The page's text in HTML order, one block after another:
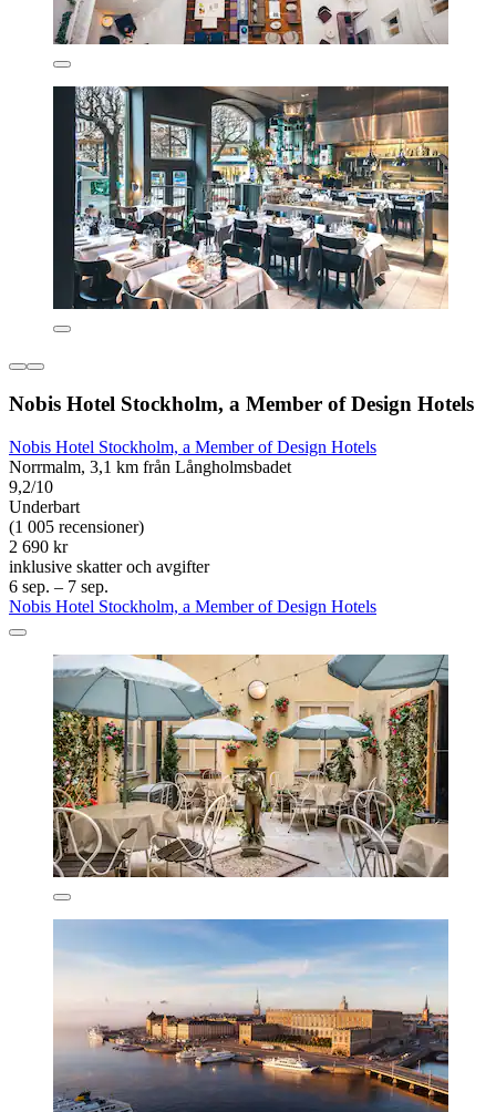
Nobis Hotel Stockholm, a Member of Design Hotels
Nobis Hotel Stockholm, a Member of Design Hotels
Norrmalm, 3,1 km från Långholmsbadet
9,2/10
Underbart
(1 005 recensioner)
2 690 kr
inklusive skatter och avgifter
6 sep. – 7 sep.
Nobis Hotel Stockholm, a Member of Design Hotels